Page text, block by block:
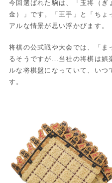
今回選ばれた駒は、「玉将（ぎ
金）」です。「王手」と「ちょ
アルな情景が思い浮かびます。
将棋の公式戦や大会では、「ま
るそうですが…当社の将棋は娯
ルな将棋盤になっていて、いつ
す。